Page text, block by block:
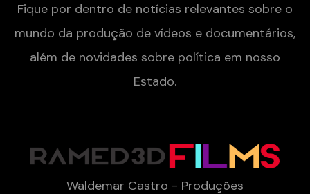
Fique por dentro de notícias relevantes sobre o
mundo da produção de vídeos e documentários,
além de novidades sobre política em nosso
Estado.
Waldemar Castro - Produções